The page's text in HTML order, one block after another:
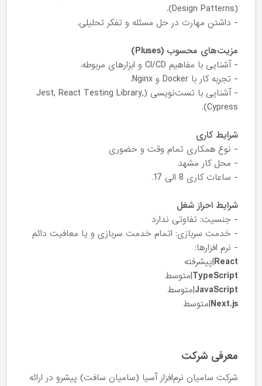
(Design Patterns).
- داشتن مهارت در حل مسئله و تفکر تحلیلی.
مزیت‌های محسوب (Pluses)
- آشنایی با مفاهیم CI/CD و ابزارهای مربوطه.
- تجربه کار با Docker و Nginx.
- آشنایی با تست‌نویسی (Jest, React Testing Library,
Cypress).
شرایط کاری
- نوع همکاری تمام وقت و حضوری
- محل کار مشهد
- ساعات کاری 8 الی 17.
شرایط احراز شغل
- جنسیت: تفاوتی ندارد
- خدمت سربازی: اتمام خدمت سربازی و یا معافیت دائم
- نرم افزارها:
React|پیشرفته
TypeScript|متوسط
JavaScript|متوسط
Next.js|متوسط
معرفی شرکت
شرکت سامیان نرم‌افزار آسیا (سامیان سافت) پیشرو در ارائه